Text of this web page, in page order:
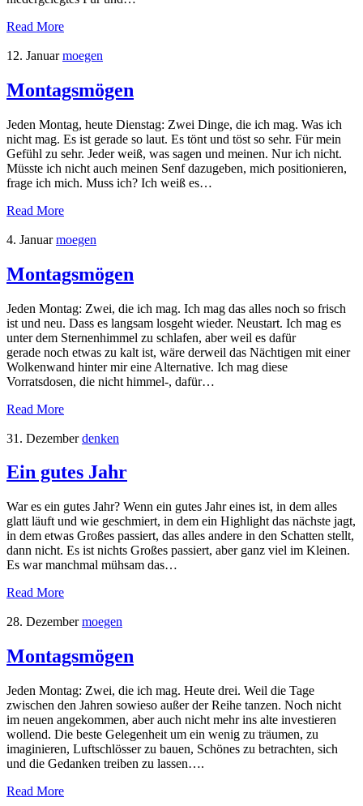
Read More
12. Januar moegen
Montagsmögen
Jeden Montag, heute Dienstag: Zwei Dinge, die ich mag. Was ich
nicht mag. Es ist gerade so laut. Es tönt und töst so sehr. Für mein
Gefühl zu sehr. Jeder weiß, was sagen und meinen. Nur ich nicht.
Müsste ich nicht auch meinen Senf dazugeben, mich positionieren,
frage ich mich. Muss ich? Ich weiß es…
Read More
4. Januar moegen
Montagsmögen
Jeden Montag: Zwei, die ich mag. Ich mag das alles noch so frisch
ist und neu. Dass es langsam losgeht wieder. Neustart. Ich mag es
unter dem Sternenhimmel zu schlafen, aber weil es dafür
gerade noch etwas zu kalt ist, wäre derweil das Nächtigen mit einer
Wolkenwand hinter mir eine Alternative. Ich mag diese
Vorratsdosen, die nicht himmel-, dafür…
Read More
31. Dezember denken
Ein gutes Jahr
War es ein gutes Jahr? Wenn ein gutes Jahr eines ist, in dem alles
glatt läuft und wie geschmiert, in dem ein Highlight das nächste jagt,
in dem etwas Großes passiert, das alles andere in den Schatten stellt,
dann nicht. Es ist nichts Großes passiert, aber ganz viel im Kleinen.
Es war manchmal mühsam das…
Read More
28. Dezember moegen
Montagsmögen
Jeden Montag: Zwei, die ich mag. Heute drei. Weil die Tage
zwischen den Jahren sowieso außer der Reihe tanzen. Noch nicht
im neuen angekommen, aber auch nicht mehr ins alte investieren
wollend. Die beste Gelegenheit um ein wenig zu träumen, zu
imaginieren, Luftschlösser zu bauen, Schönes zu betrachten, sich
und die Gedanken treiben zu lassen….
Read More